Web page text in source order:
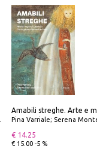
Pina Varriale; Serena
€ 14.25
€ 15.00 -5 %